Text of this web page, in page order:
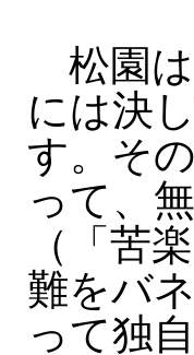
松園は
には決
す。そ
って、
（「苦
難をバ
って独